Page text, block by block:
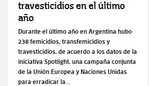
travesticidios en el último
año
Durante el último año en Argentina hubo
238 femicidios, transfemicidios y
travesticidios, de acuerdo a los datos de la
iniciativa Spotlight, una campaña conjunta
de la Unión Europea y Naciones Unidas
para erradicar la...